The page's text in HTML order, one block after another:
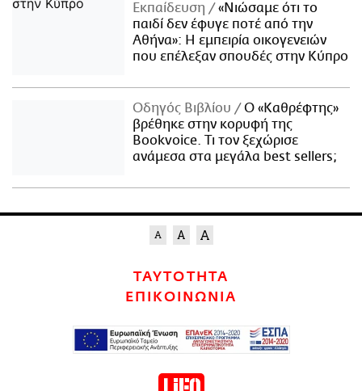
Εκπαίδευση
«Νιώσαμε ότι το
παιδί δεν έφυγε ποτέ από την
Αθήνα»: Η εμπειρία οικογενειών
που επέλεξαν σπουδές στην Κύπρο
Οδηγός Βιβλίου
Ο «Καθρέφτης»
βρέθηκε στην κορυφή της
Bookvoice. Τι τον ξεχώρισε
ανάμεσα στα μεγάλα best sellers;
ΤΑΥΤΟΤΗΤΑ
ΕΠΙΚΟΙΝΩΝΙΑ